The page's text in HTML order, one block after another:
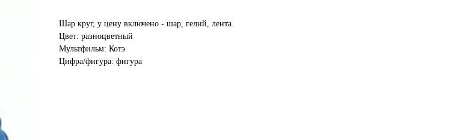
Шар круг, у цену включено - шар, гелий, лента.
Цвет: разноцветный
Мультфильм: Котэ
Цифра/фигура: фигура